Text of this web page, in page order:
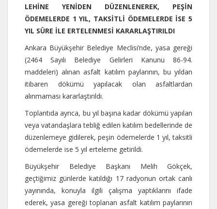
LEHİNE YENİDEN DÜZENLENEREK, PEŞİN
ÖDEMELERDE 1 YIL, TAKSİTLİ ÖDEMELERDE İSE 5
YIL SÜRE İLE ERTELENMESİ KARARLAŞTIRILDI
Ankara Büyükşehir Belediye Meclisi’nde, yasa gereği
(2464 Sayılı Belediye Gelirleri Kanunu 86-94.
maddeleri) alınan asfalt katılım paylarının, bu yıldan
itibaren dökümü yapılacak olan asfaltlardan
alınmaması kararlaştırıldı.
Toplantıda ayrıca, bu yıl başına kadar dökümü yapılan
veya vatandaşlara tebliğ edilen katılım bedellerinde de
düzenlemeye gidilerek, peşin ödemelerde 1 yıl, taksitli
ödemelerde ise 5 yıl erteleme getirildi.
Büyükşehir Belediye Başkanı Melih Gökçek,
geçtiğimiz günlerde katıldığı 17 radyonun ortak canlı
yayınında, konuyla ilgili çalışma yaptıklarını ifade
ederek, yasa gereği toplanan asfalt katılım paylarının